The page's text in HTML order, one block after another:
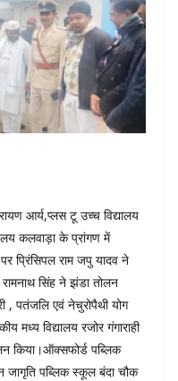
आर्य,प्लस टू उच्च विद्यालय
कलवाड़ा के प्रांगण में
प्रिंसिपल राम जपु यादव ने
सिंह ने झंडा तोलन
, पतंजलि एवं नेचुरोपैथी योग
मध्य विद्यालय रजोर गंगाराही
किया।ऑक्सफोर्ड पब्लिक
जागृति पब्लिक स्कूल बंदा चौक